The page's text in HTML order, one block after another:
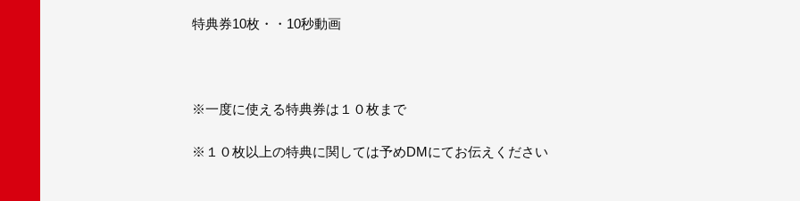
特典券10枚・・10秒動画
※一度に使える特典券は１０枚まで
※１０枚以上の特典に関しては予めDMにてお伝えください